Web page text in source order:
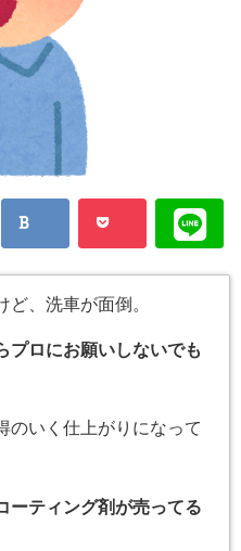
ど、洗車が面倒。
プロにお願いしないでも
のいく仕上がりになって
ーティング剤が売ってる